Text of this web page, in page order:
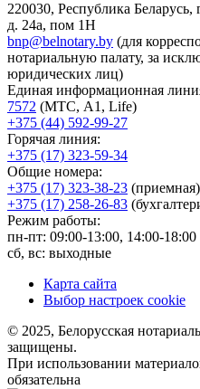
220030, Республика
д. 24а, пом 1Н
bnp@belnotary.by (для
нотариальную палату, за
юридических лиц)
Единая информационная
7572 (МТС, A1, Life)
+375 (44) 592-99-27
Горячая линия:
+375 (17) 323-59-34
Общие номера:
+375 (17) 323-38-23 (приемная)
+375 (17) 258-26-83
Режим работы:
пн-пт: 09:00-13:00, 14:00-18:00
сб, вс: выходные
Карта сайта
Выбор настроек cookie
© 2025, Белорусская
защищены.
При использовании
обязательна